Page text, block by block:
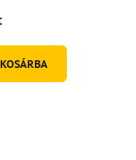
KOSÁRBA